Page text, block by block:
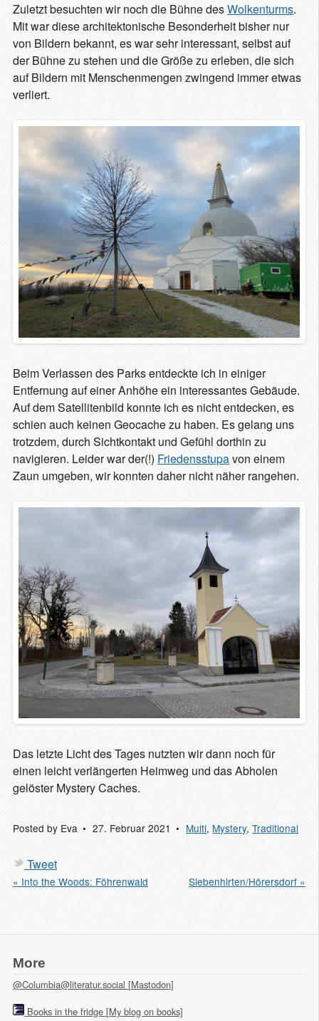
Zuletzt besuchten wir noch die Bühne desWolkenturms.
Mit war diese architektonische Besonderheit bisher nur
von Bildern bekannt, es war sehr interessant, selbst auf
der Bühne zu stehen und die Größe zu erleben, die sich
auf Bildern mit Menschenmengen zwingend immer etwas
verliert.
Beim Verlassen des Parks entdeckte ich in einiger
Entfernung auf einer Anhöhe ein interessantes Gebäude.
Auf dem Satellitenbild konnte ich es nicht entdecken, es
schien auch keinen Geocache zu haben. Es gelang uns
trotzdem, durch Sichtkontakt und Gefühl dorthin zu
navigieren. Leider war der(!) Friedensstupavon einem
Zaun umgeben, wir konnten daher nicht näher rangehen.
Das letzte Licht des Tages nutzten wir dann noch für
einen leicht verlängerten Heimweg und das Abholen
gelöster Mystery Caches.
Posted by Eva 27. Februar 2021 Multi, Mystery,Traditional
Tweet
« Into the Woods: Föhrenwald Siebenhirten/Hörersdorf »
More
@Columbia@literatur.social [Mastodon]
Books in the fridge [My blog on books]